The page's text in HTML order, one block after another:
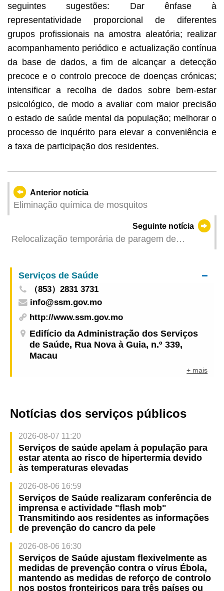
seguintes sugestões: Dar ênfase à
representatividade proporcional de diferentes
grupos profissionais na amostra aleatória; realizar
acompanhamento periódico e actualização contínua
da base de dados, a fim de alcançar a detecção
precoce e o controlo precoce de doenças crónicas;
intensificar a recolha de dados sobre bem-estar
psicológico, de modo a avaliar com maior precisão
o estado de saúde mental da população; melhorar o
processo de inquérito para elevar a conveniência e
a taxa de participação dos residentes.
Anterior notícia
Eliminação química de mosquitos
Seguinte notícia
Relocalização temporária de paragem de
amanhã (dia 8)
Serviços de Saúde
（853）2831 3731
info@ssm.gov.mo
http://www.ssm.gov.mo
Edifício da Administração dos Serviços
de Saúde, Rua Nova à Guia, n.º 339,
Macau
+ mais
Notícias dos serviços públicos
2026-08-07 11:20
Serviços de saúde apelam à população para
estar atenta ao risco de hipertermia devido
às temperaturas elevadas
2026-08-06 16:59
Serviços de Saúde realizaram conferência de
imprensa e actividade "flash mob"
Transmitindo aos residentes as informações
de prevenção do cancro da pele
2026-08-06 16:30
Serviços de Saúde ajustam flexivelmente as
medidas de prevenção contra o vírus Ébola,
mantendo as medidas de reforço de controlo
nos postos fronteiriços para três países ou